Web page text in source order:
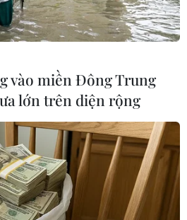
học sinh cả nước đã hoàn
văn, kỳ thi Trung học
Tiến sỹ Trịnh Thu Tuyết,
Hệ thống giáo dục
phân tích, nhận định về đề
vào miền Đông Trung
lớn trên diện rộng